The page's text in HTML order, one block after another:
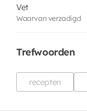
Vet
Waarvan verzadigd
Trefwoorden
recepten